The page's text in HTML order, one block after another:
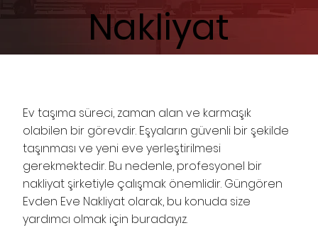
Nakliyat
Ev taşıma süreci, zaman alan ve karmaşık
olabilen bir görevdir. Eşyaların güvenli bir şekilde
taşınması ve yeni eve yerleştirilmesi
gerekmektedir. Bu nedenle, profesyonel bir
nakliyat şirketiyle çalışmak önemlidir. Güngören
Evden Eve Nakliyat olarak, bu konuda size
yardımcı olmak için buradayız.